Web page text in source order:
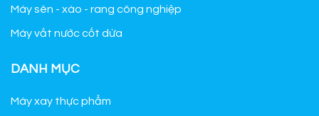
Máy sên - xào - rang công nghiệp
Máy vắt nước cốt dừa
DANH MỤC
Máy xay thực phẩm